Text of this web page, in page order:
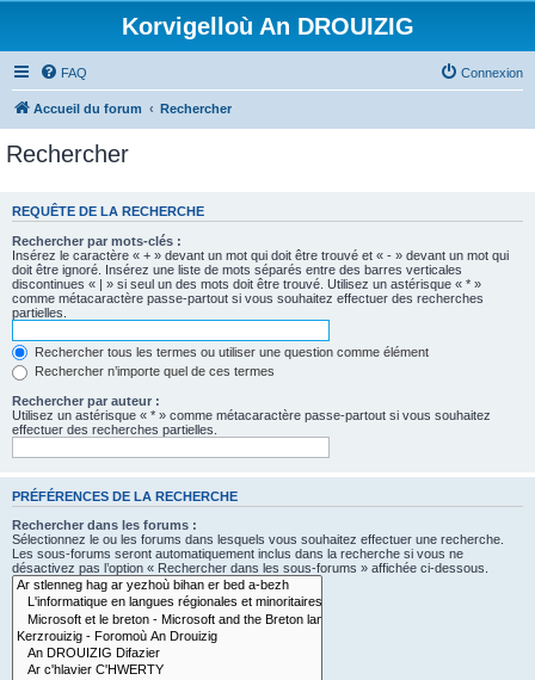
Korvigelloù An DROUIZIG
FAQ Connexion
Accueil du forum Rechercher
Rechercher
REQUÊTE DE LA RECHERCHE
Rechercher par mots-clés :
Insérez le caractère « + » devant un mot qui doit être trouvé et « - » devant un mot qui
doit être ignoré. Insérez une liste de mots séparés entre des barres verticales
discontinues « | » si seul un des mots doit être trouvé. Utilisez un astérisque « * »
comme métacaractère passe-partout si vous souhaitez effectuer des recherches
partielles.
Rechercher tous les termes ou utiliser une question comme élément
Rechercher n’importe quel de ces termes
Rechercher par auteur :
Utilisez un astérisque « * » comme métacaractère passe-partout si vous souhaitez
effectuer des recherches partielles.
PRÉFÉRENCES DE LA RECHERCHE
Rechercher dans les forums :
Sélectionnez le ou les forums dans lesquels vous souhaitez effectuer une recherche.
Les sous-forums seront automatiquement inclus dans la recherche si vous ne
désactivez pas l’option « Rechercher dans les sous-forums » affichée ci-dessous.